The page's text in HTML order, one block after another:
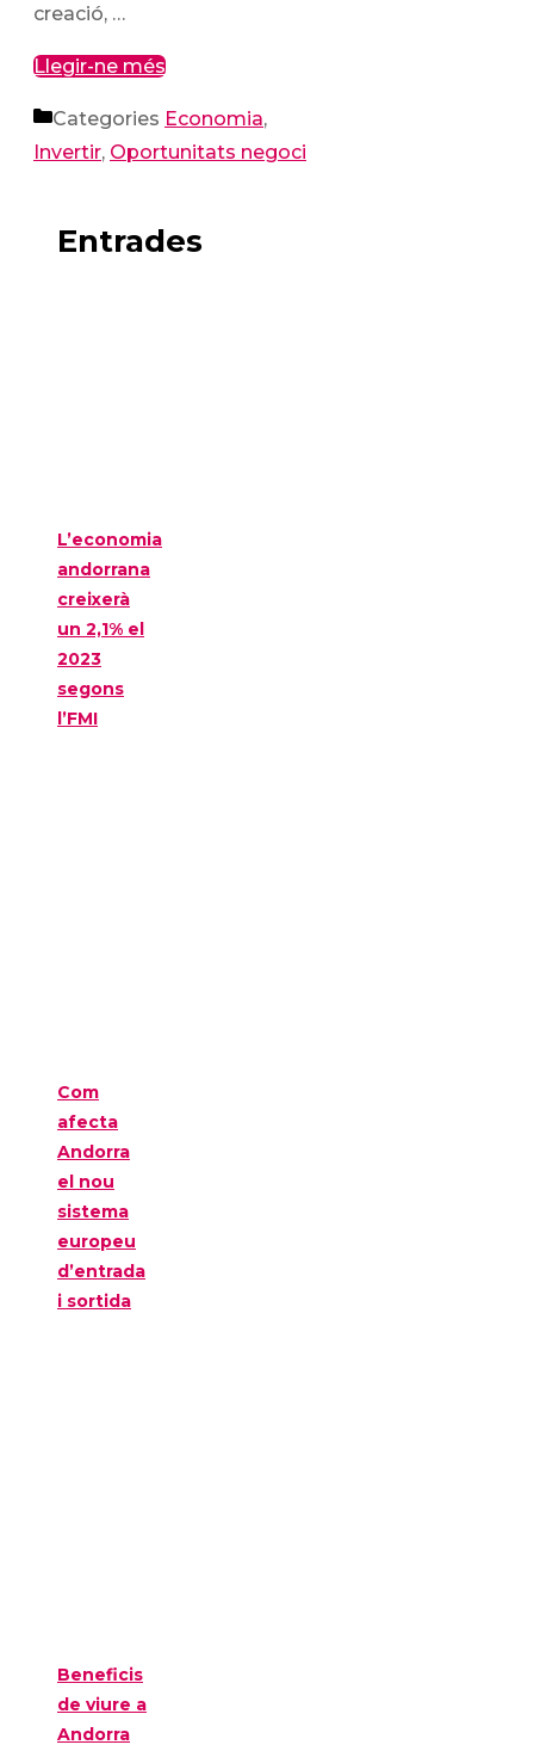
creació, …
Llegir-ne més
Categories Economia,
Invertir, Oportunitats negoci
Entrades
L’economia
andorrana
creixerà
un 2,1% el
2023
segons
l’FMI
Com
afecta
Andorra
el nou
sistema
europeu
d’entrada
i sortida
Beneficis
de viure a
Andorra